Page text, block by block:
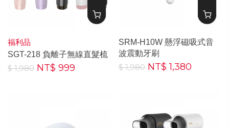
福利品
SGT-218 負離子無線直髮梳
$ 1,980 NT$ 999
SRM-H10W 懸浮磁吸式音
波震動牙刷
$ 1,980 NT$ 1,380